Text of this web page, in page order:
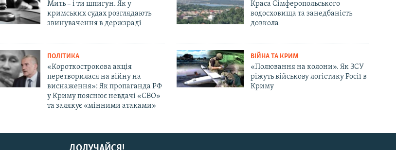
Мить – і ти шпигун. Як у
кримських судах розглядають
звинувачення в держзраді
Краса Сімферопольського
водосховища та занедбаність
довкола
ПОЛІТИКА
«Короткострокова акція
перетворилася на війну на
виснаження»: Як пропаганда РФ
у Криму пояснює невдачі «СВО»
та залякує «мінними атаками»
ВІЙНА ТА КРИМ
«Полювання на колони». Як ЗСУ
ріжуть військову логістику Росії в
Криму